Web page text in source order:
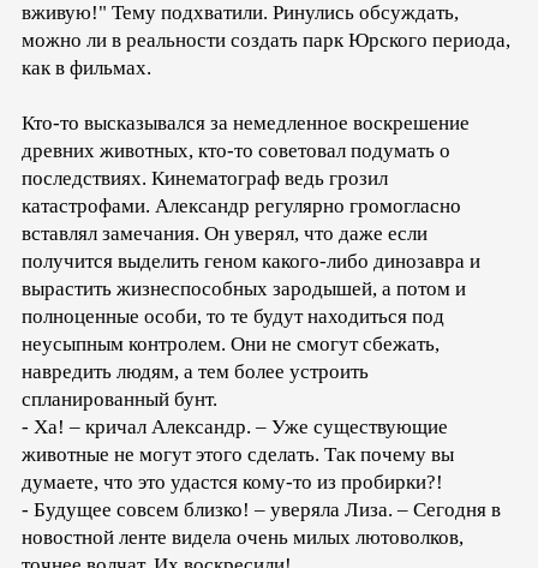
вживую!" Тему подхватили. Ринулись обсуждать,
можно ли в реальности создать парк Юрского периода,
как в фильмах.
Кто-то высказывался за немедленное воскрешение
древних животных, кто-то советовал подумать о
последствиях. Кинематограф ведь грозил
катастрофами. Александр регулярно громогласно
вставлял замечания. Он уверял, что даже если
получится выделить геном какого-либо динозавра и
вырастить жизнеспособных зародышей, а потом и
полноценные особи, то те будут находиться под
неусыпным контролем. Они не смогут сбежать,
навредить людям, а тем более устроить
спланированный бунт.
- Ха! – кричал Александр. – Уже существующие
животные не могут этого сделать. Так почему вы
думаете, что это удастся кому-то из пробирки?!
- Будущее совсем близко! – уверяла Лиза. – Сегодня в
новостной ленте видела очень милых лютоволков,